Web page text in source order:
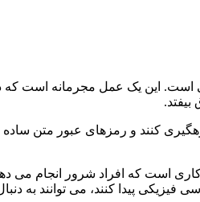
است. این یک عمل مجرمانه است
کنند و رمزهای عبور متن
که افراد شرور انجام می دهند
فیزیکی پیدا کنند، می توانند به